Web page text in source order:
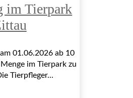
im Tierpark
01.06.2026 ab 10
im Tierpark zu
Tierpfleger...